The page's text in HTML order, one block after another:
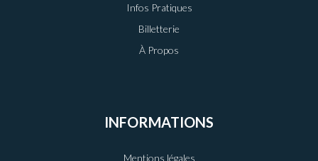
Infos Pratiques
Billetterie
À Propos
INFORMATIONS
Mentions légales